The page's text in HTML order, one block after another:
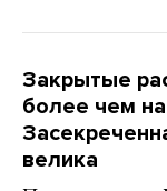
Закрытые
более чем
велика